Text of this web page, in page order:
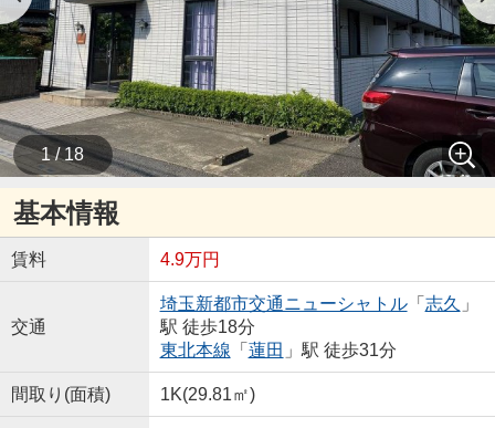
1 / 18
基本情報
賃料 4.9万円
交通
埼玉新都市交通ニューシャトル「 志久 」
駅 徒歩18分
東北本線 「 蓮田 」駅 徒歩31分
間取り(面積) 1K(29.81㎡)